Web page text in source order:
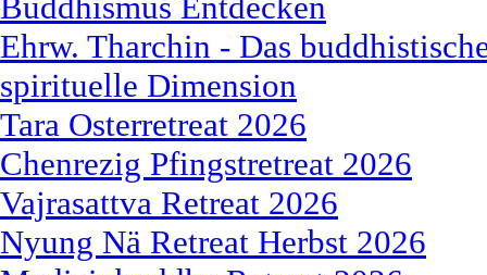
Ehrw. Tharchin - Das
spirituelle Dimension
Tara Osterretreat 2026
Chenrezig Pfingstretreat 2026
Vajrasattva Retreat 2026
Nyung Nä Retreat Herbst 2026